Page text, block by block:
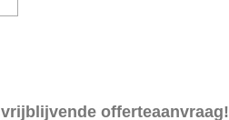
offerteaanvraag!